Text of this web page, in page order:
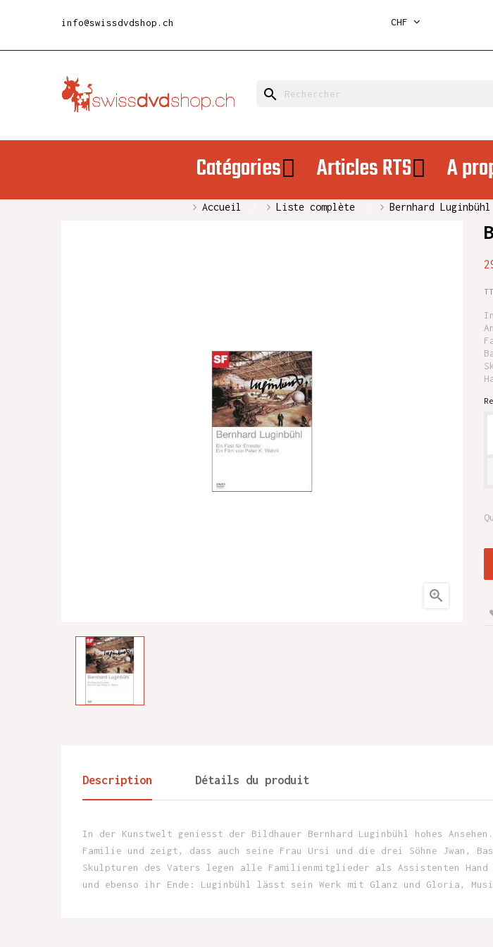
info@swissdvdshop.ch CHF
search
Catégories Articles RTS A
Accueil Liste complète Bernhard Luginbühl

Description Détails du produit
In der Kunstwelt geniesst der Bildhauer Bernhard Luginbühl hohes
Familie und zeigt, dass auch seine Frau Ursi und die drei Söhne Jwan,
Skulpturen des Vaters legen alle Familienmitglieder als Assistenten
und ebenso ihr Ende: Luginbühl lässt sein Werk mit Glanz und Gloria,